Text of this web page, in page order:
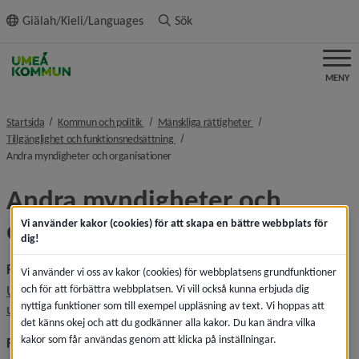
innehållet
Giälah/Kieli/Languages Sök
MENY
Startsida Kommun och politik nivå i brödsmulenavigeringen
Mänskliga rättigheter nivå i
Tillgänglighet och funktionsnedsättning nivå i brödsmulenavigeringen
Andra myndigheter och organisationernivå i brödsmulenavigeringen
Andra myndigheter och
organisationer
Forskning
Umeå centrum för funktionshinderforskning, Umeå
universitet
Länk till annan webbplats, öppnas i nytt fönster.
Funktionshinderförbund
Vi använder kakor (cookies) för att skapa en bättre webbplats för
dig!
Vi använder vi oss av kakor (cookies) för webbplatsens grundfunktioner
och för att förbättra webbplatsen. Vi vill också kunna erbjuda dig
nyttiga funktioner som till exempel uppläsning av text. Vi hoppas att
det känns okej och att du godkänner alla kakor. Du kan ändra vilka
kakor som får användas genom att klicka på inställningar.